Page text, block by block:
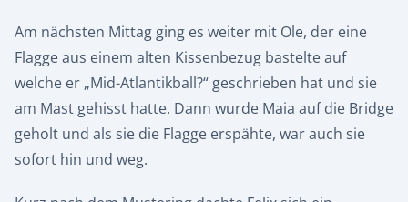
Am nächsten Mittag ging es weiter mit Ole, der eine
Flagge aus einem alten Kissenbezug bastelte auf
welche er „Mid-Atlantikball?“ geschrieben hat und sie
am Mast gehisst hatte. Dann wurde Maia auf die Bridge
geholt und als sie die Flagge erspähte, war auch sie
sofort hin und weg.